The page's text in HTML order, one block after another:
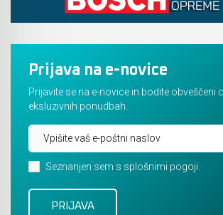
Prijava na e-novice
Prijavite se na e-novice in bodite obveščeni
eksluzivnih ponudbah.
Seznanjen sem s splošnimi pogoji.